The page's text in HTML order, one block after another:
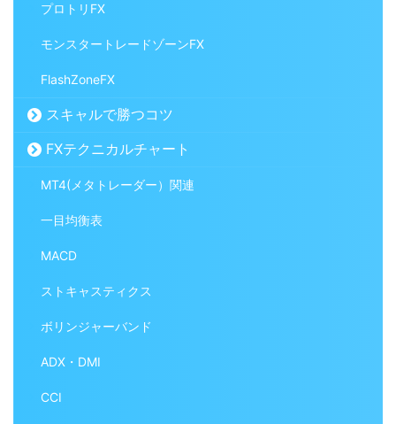
プロトリFX
モンスタートレードゾーンFX
FlashZoneFX
スキャルで勝つコツ
FXテクニカルチャート
MT4(メタトレーダー）関連
一目均衡表
MACD
ストキャスティクス
ボリンジャーバンド
ADX・DMI
CCI